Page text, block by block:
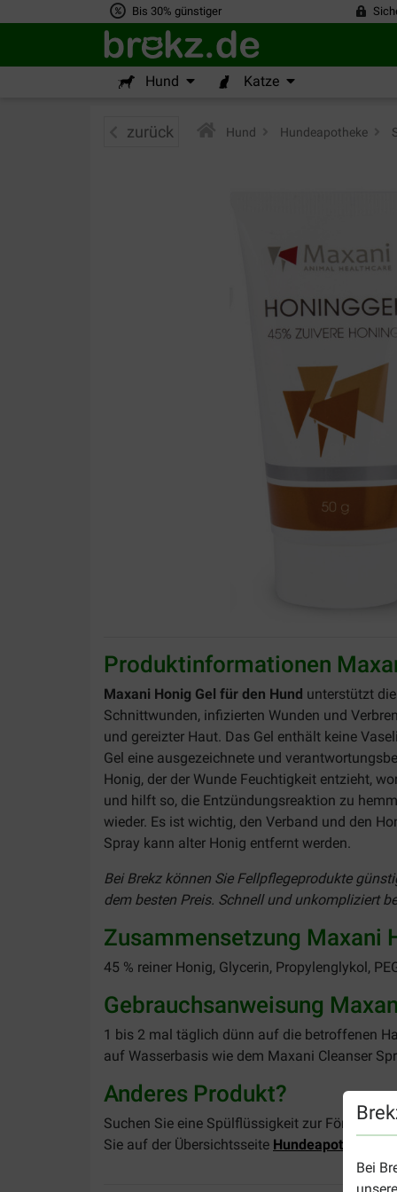
Bis 30% günstiger
Hund Katze
Bei
zurück Hund Hundeapotheke
Produktinformationen
Maxani Honig Gel für den Hund unterstützt
Schnittwunden, infizierten Wunden und
und gereizter Haut. Das Gel enthält keine
Gel eine ausgezeichnete und
Honig, der der Wunde Feuchtigkeit entzieht,
und hilft so, die Entzündungsreaktion zu
wieder. Es ist wichtig, den Verband und den
Spray kann alter Honig entfernt werden.
Bei Brekz können Sie Fellpflegeprodukte
dem besten Preis. Schnell und unkompliziert
Zusammensetzung Maxani
45 % reiner Honig, Glycerin, Propylenglykol,
Gebrauchsanweisung
1 bis 2 mal täglich dünn auf die betroffenen
auf Wasserbasis wie dem Maxani Cleanser
Anderes Produkt?
Suchen Sie eine Spülflüssigkeit zur
Sie auf der Übersichtsseite Hundeapotheke